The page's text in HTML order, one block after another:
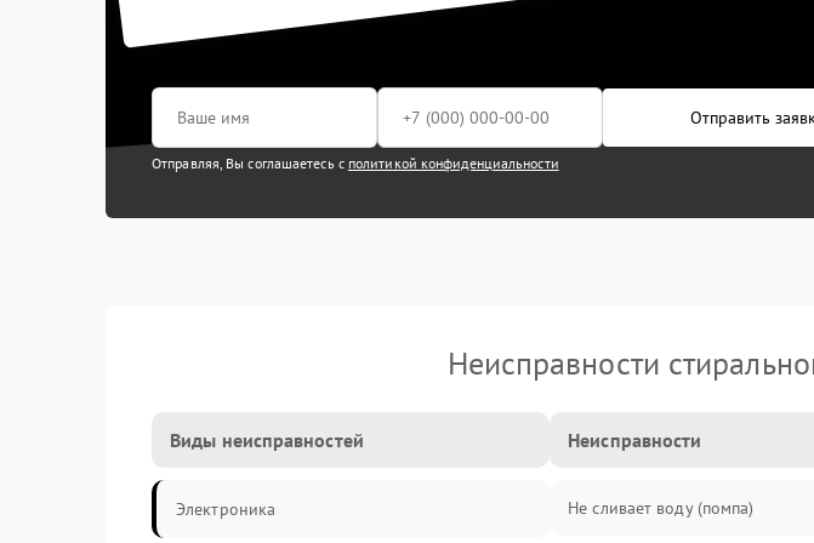
Отправить
Отправляя, Вы соглашаетесь с политикой конфиденциальности
Неисправности
Виды неисправностей
Электроника
Неисправности
Не сливает воду (помпа)